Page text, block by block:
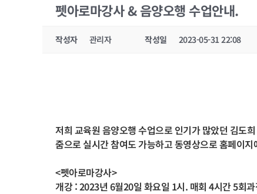
펫아로마강사 & 음양오행 수업안내.
작성자 관리자 작성일 2023-05-31 22:08
저희 교육원 음양오행 수업으로 인기가 많았던 김도
줌으로 실시간 참여도 가능하고 동영상으로 홈페이
<펫아로마강사>
개강 : 2023년 6월20일 화요일 1시. 매회 4시간 5회과